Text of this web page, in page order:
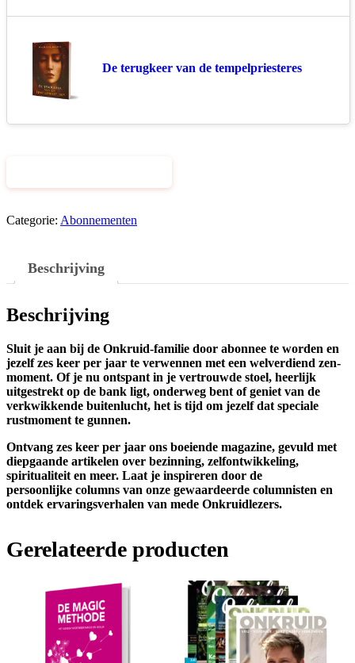
De terugkeer van de tempelpriesteres
Categorie: Abonnementen
Beschrijving
Beschrijving
Sluit je aan bij de Onkruid-familie door abonnee te worden en
jezelf zes keer per jaar te verwennen met een welverdiend zen-
moment. Of je nu ontspant in je vertrouwde stoel, heerlijk
uitgestrekt op de bank ligt, onderweg bent of geniet van de
verkwikkende buitenlucht, het is tijd om jezelf dat speciale
rustmoment te gunnen.
Ontvang zes keer per jaar ons boeiende magazine, gevuld met
diepgaande artikelen over bezinning, zelfontwikkeling,
spiritualiteit en meer. Laat je inspireren door de
persoonlijke columns van onze gewaardeerde columnisten en
ontdek ervaringsverhalen van mede Onkruidlezers.
Gerelateerde producten
Aanbieding!